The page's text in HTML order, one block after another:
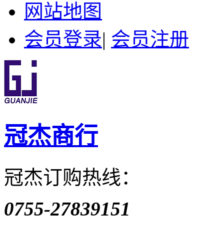
网站地图
会员登录| 会员注册
冠杰商行
冠杰订购热线：
0755-27839151